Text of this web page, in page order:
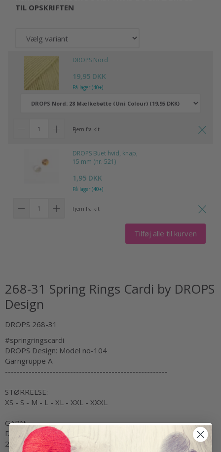
TIL OPSKRIFTEN
DROPS Nord
19,95 DKK
På lager (40+)
Fjern fra kit
DROPS Buet hvid, knap,
15 mm (nr. 521)
1,95 DKK
På lager (40+)
Fjern fra kit
Tilføj alle til kurven
268-31 Spring Rings Cardi by DROPS
Design
DROPS 268-31
#springringscardi
DROPS Design: Model no-104
Garngruppe A
-------------------------------------------------------
STØRRELSE:
XS - S - M - L - XL - XXL - XXXL
GARN:
DROPS NORD fra Garnstudio (tilhører garngruppe A)
250-250-300-300-350-350-400 g farve 28, Mælkebøtte